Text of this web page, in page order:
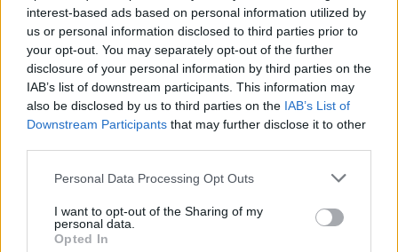
interest-based ads based on personal information utilized by
us or personal information disclosed to third parties prior to
your opt-out. You may separately opt-out of the further
disclosure of your personal information by third parties on the
IAB’s list of downstream participants. This information may
also be disclosed by us to third parties on the IAB’s List of
Downstream Participants that may further disclose it to other
Please note that this website/app uses one or more Google
not limited to your visit or usage behaviour. You may click to
grant or deny consent to Google and its third-party tags to
use your data for below specified purposes in below Google
Personal Data Processing Opt Outs
I want to opt-out of the Sharing of my
personal data.
Opted In
honfitársaink új hazára leltek, távol
Magyarországtól. Döbbenetes fényképek, szívszorító
tekintetek néznek ránk azokról az ideiglenes és…